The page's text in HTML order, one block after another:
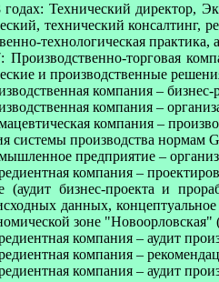
Технический директор,
технический консалтинг,
технологическая
Производственно-торговая
и производственные
компания –
компания –
компания –
системы производства
предприятие –
компания –
(аудит бизнес-проекта и
данных,
зоне
компания – аудит
компания –
компания – аудит